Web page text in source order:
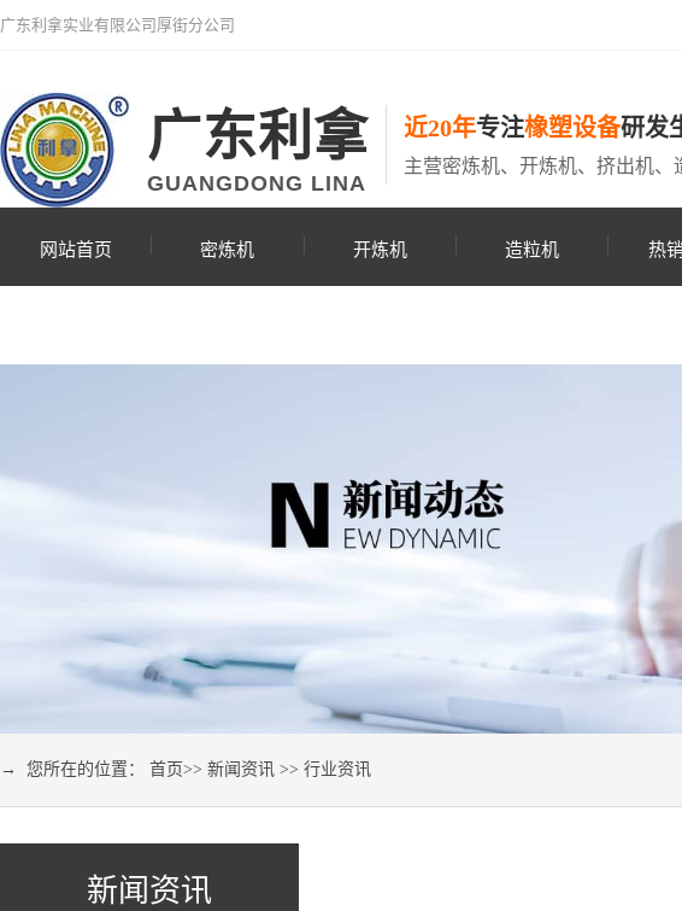
广东利拿实业有限公司厚街分公司
广东利拿
GUANGDONG LINA
近20年专注橡塑设备研发
主营密炼机、开炼机、挤出机、
网站首页 密炼机 开炼机 造粒机 热
→ 您所在的位置： 首页>> 新闻资讯 >> 行业资讯
新闻资讯